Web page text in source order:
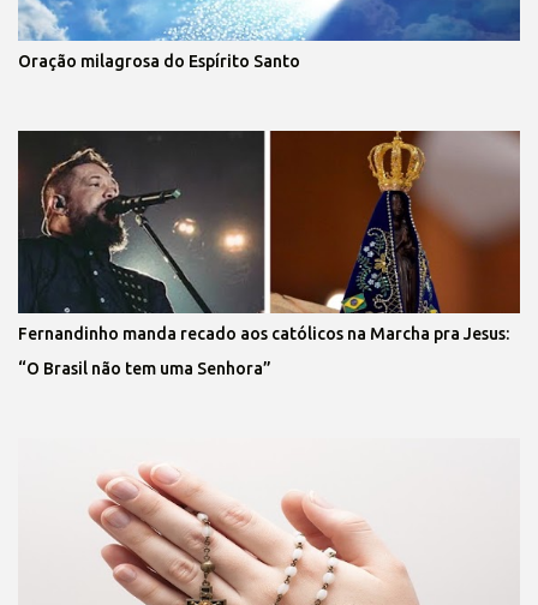
Oração milagrosa do Espírito Santo
Fernandinho manda recado aos católicos na Marcha pra Jesus:
“O Brasil não tem uma Senhora”